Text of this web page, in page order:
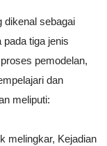
dikenal sebagai
tiga jenis
pemodelan,
dan
meliputi:
melingkar, Kejadian